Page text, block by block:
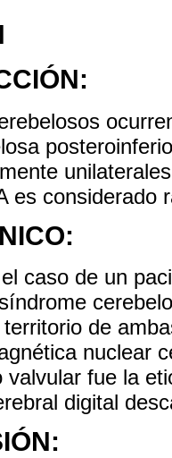
es considerado
caso de un
de
nuclear
valvular fue la
digital